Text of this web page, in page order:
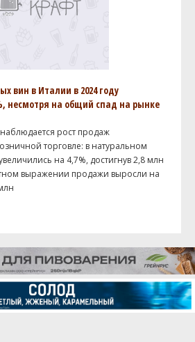
вин в Италии в 2024 году
несмотря на общий спад на рынке
рост продаж
торговле: в натуральном
на 4,7%, достигнув 2,8 млн
выражении продажи выросли на